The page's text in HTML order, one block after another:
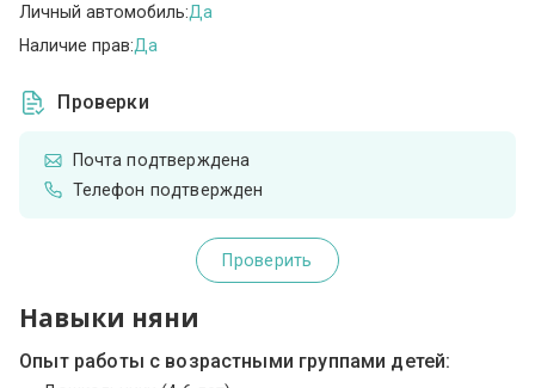
Личный автомобиль:Да
Наличие прав:Да
Проверки
Почта подтверждена
Телефон подтвержден
Проверить
Навыки няни
Опыт работы с возрастными группами детей: